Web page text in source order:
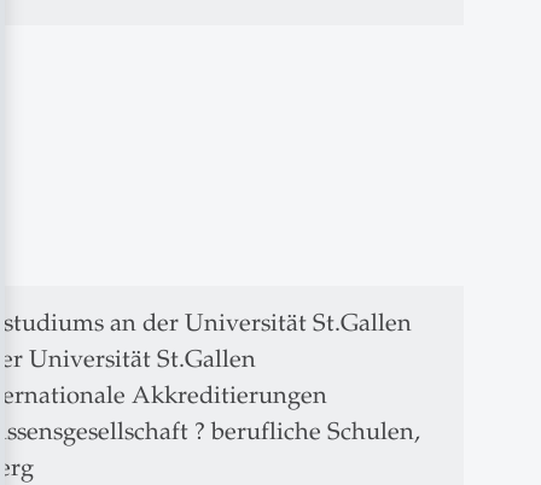
an der Universität St.Gallen
Universität St.Gallen
Akkreditierungen
? berufliche Schulen,